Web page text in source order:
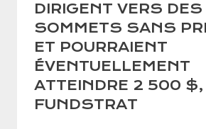
DIRIGENT VERS DES
SOMMETS SANS
ET POURRAIENT
ÉVENTUELLEMENT
ATTEINDRE 2 500 $,
FUNDSTRAT